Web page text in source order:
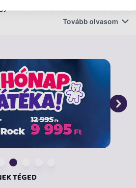
madzagokra, a medálokat Skye,
ékszerkészítő készlet
18 x 4 x 18 cm.
Tovább olvasom
TÉGED